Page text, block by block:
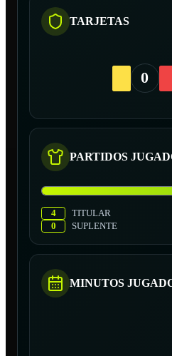
TARJETAS
0
PARTIDOS
4
TITULAR
0
SUPLENTE
MINUTOS